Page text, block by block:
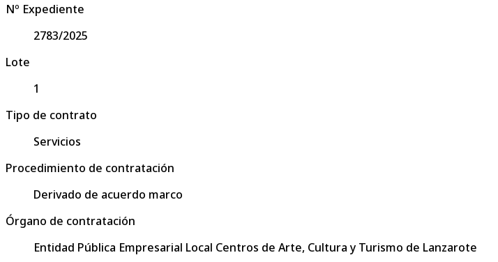
Nº Expediente
2783/2025
Lote
1
Tipo de contrato
Servicios
Procedimiento de contratación
Derivado de acuerdo marco
Órgano de contratación
Entidad Pública Empresarial Local Centros de Arte, Cultura y Turismo de Lanzarote